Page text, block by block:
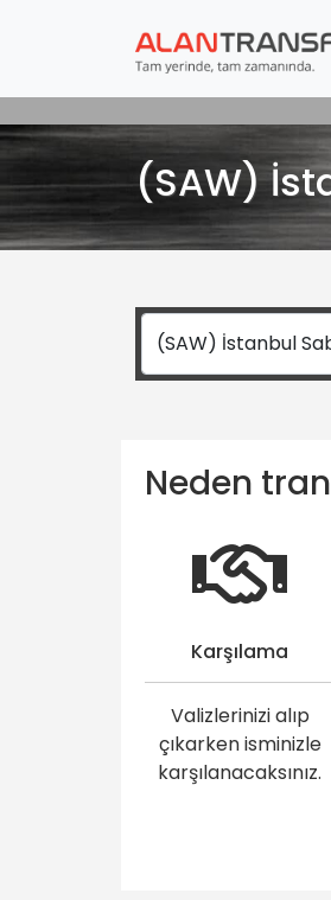
(SAW)
Neden
Karşılama
Valizlerinizi alıp
çıkarken isminizle
karşılanacaksınız.